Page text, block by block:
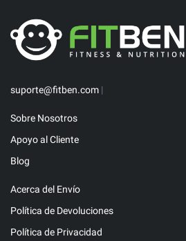
suporte@fitben.com |
Sobre Nosotros
Apoyo al Cliente
Blog
Acerca del Envío
Política de Devoluciones
Política de Privacidad